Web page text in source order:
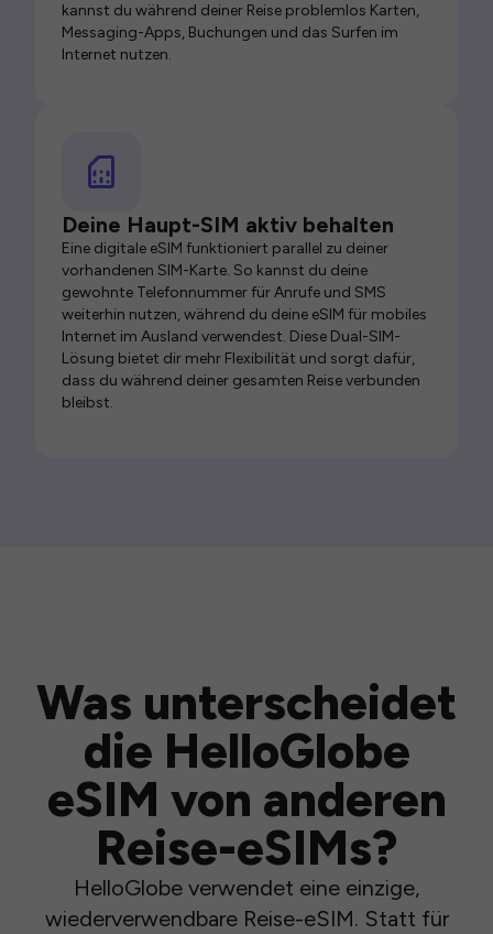
kannst du während deiner Reise problemlos Karten,
Messaging-Apps, Buchungen und das Surfen im
Internet nutzen.
Deine Haupt-SIM aktiv behalten
Eine digitale eSIM funktioniert parallel zu deiner
vorhandenen SIM-Karte. So kannst du deine
gewohnte Telefonnummer für Anrufe und SMS
weiterhin nutzen, während du deine eSIM für mobiles
Internet im Ausland verwendest. Diese Dual-SIM-
Lösung bietet dir mehr Flexibilität und sorgt dafür,
dass du während deiner gesamten Reise verbunden
bleibst.
Was unterscheidet
die HelloGlobe
eSIM von anderen
Reise-eSIMs?
HelloGlobe verwendet eine einzige,
wiederverwendbare Reise-eSIM. Statt für